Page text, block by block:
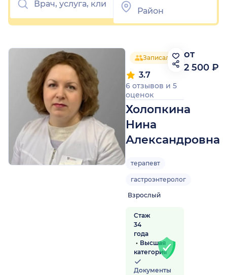
Записалось 75 человек
Холопкина
Нина
Александровна
3.7
6 отзывов и 5
оценок
терапевт
гастроэнтеролог
Взрослый
Стаж
34
года
Высшая
категория
Документы
от
2 500 ₽